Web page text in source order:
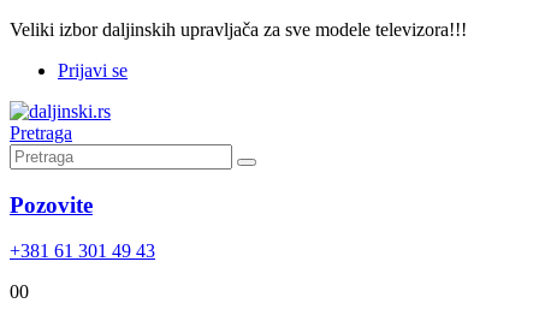
Veliki izbor daljinskih upravljača za sve modele televizora!!!
Prijavi se
Pretraga
Pozovite
+381 61 301 49 43
00